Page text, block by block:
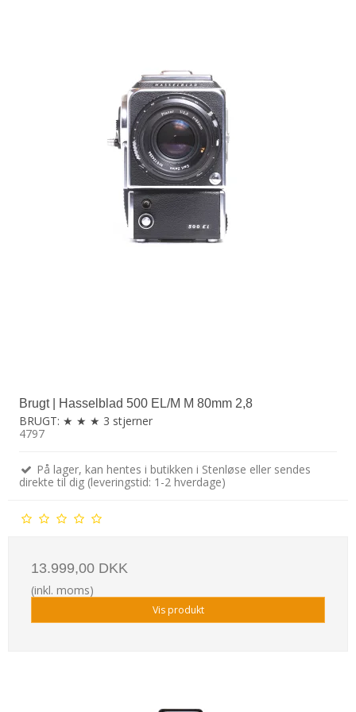
Brugt | Hasselblad 500 EL/M M 80mm 2,8
BRUGT: ★ ★ ★ 3 stjerner
4797
På lager, kan hentes i butikken i Stenløse eller sendes
direkte til dig (leveringstid: 1-2 hverdage)
13.999,00 DKK
(inkl. moms)
Vis produkt